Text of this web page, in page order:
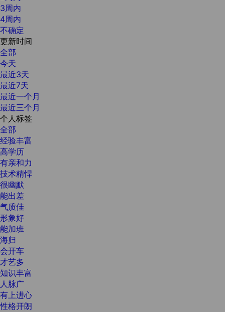
3周内
4周内
不确定
更新时间
全部
今天
最近3天
最近7天
最近一个月
最近三个月
个人标签
全部
经验丰富
高学历
有亲和力
技术精悍
很幽默
能出差
气质佳
形象好
能加班
海归
会开车
才艺多
知识丰富
人脉广
有上进心
性格开朗